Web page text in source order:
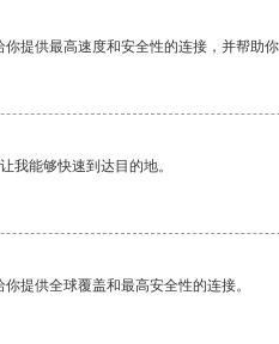
提供最高速度和安全性的连接，并帮助你
我能够快速到达目的地。
提供全球覆盖和最高安全性的连接。